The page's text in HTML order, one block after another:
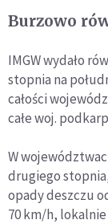
Burzowo
IMGW wydało
stopnia na
całości
całe woj.
W
drugiego
opady deszczu
70 km/h,